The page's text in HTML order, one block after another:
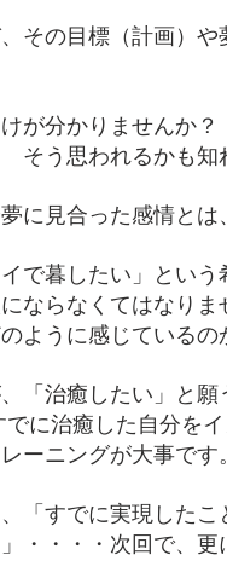
その目標（計画）
が分かりませんか？
そう思われるかも知
に見合った感情とは
で暮したい」とい
ならなくてはなりま
ように感じているの
「治癒したい」と
に治癒した自分を
ーニングが大事です。
「すでに実現した
・・・・次回で、更